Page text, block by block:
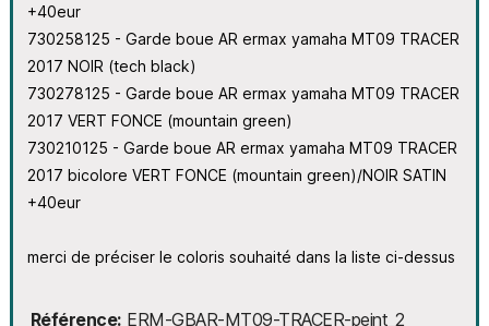
+40eur
730258125 - Garde boue AR ermax yamaha MT09 TRACER
2017 NOIR (tech black)
730278125 - Garde boue AR ermax yamaha MT09 TRACER
2017 VERT FONCE (mountain green)
730210125 - Garde boue AR ermax yamaha MT09 TRACER
2017 bicolore VERT FONCE (mountain green)/NOIR SATIN
+40eur
merci de préciser le coloris souhaité dans la liste ci-dessus
Référence ERM-GBAR-MT09-TRACER-peint_2